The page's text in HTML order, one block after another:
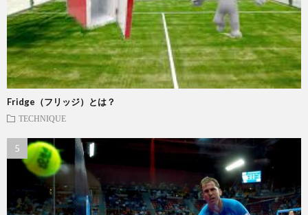
Fridge（フリッジ）とは？
TECHNIQUE